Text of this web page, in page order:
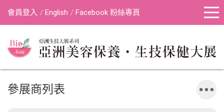
會員登入 English Facebook 粉絲專頁
參展商列表